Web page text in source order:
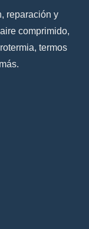
reparación y
comprimido,
termos